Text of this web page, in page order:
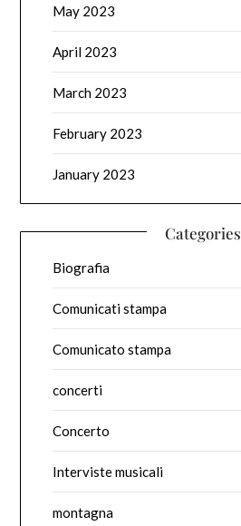
May 2023
April 2023
March 2023
February 2023
January 2023
Categories
Biografia
Comunicati stampa
Comunicato stampa
concerti
Concerto
Interviste musicali
montagna